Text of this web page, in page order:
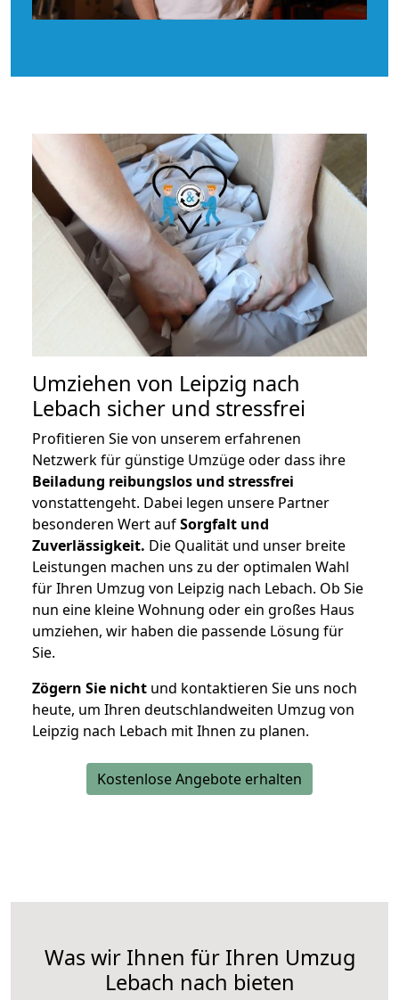
Umziehen von Leipzig nach
Lebach sicher und stressfrei
Profitieren Sie von unserem erfahrenen
Netzwerk für günstige Umzüge oder dass ihre
Beiladung reibungslos und stressfrei
vonstattengeht. Dabei legen unsere Partner
besonderen Wert aufSorgfalt und
Zuverlässigkeit. Die Qualität und unser breite
Leistungen machen uns zu der optimalen Wahl
für Ihren Umzug von Leipzig nach Lebach. Ob Sie
nun eine kleine Wohnung oder ein großes Haus
umziehen, wir haben die passende Lösung für
Sie.
Zögern Sie nicht und kontaktieren Sie uns noch
heute, um Ihren deutschlandweiten Umzug von
Leipzig nach Lebach mit Ihnen zu planen.
Kostenlose Angebote erhalten
Was wir Ihnen für Ihren Umzug
Lebach nach bieten